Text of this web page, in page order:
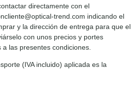
directamente con el
trend.com indicando el
y la dirección de entrega para que el
con unos precios y portes
las presentes condiciones.
(IVA incluido) aplicada es la